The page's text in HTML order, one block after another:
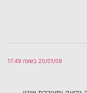
20/01/09 בשעה 17:49